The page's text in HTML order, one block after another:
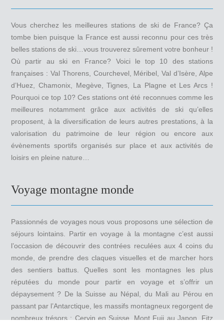
Vous cherchez les meilleures stations de ski de France? Ça
tombe bien puisque la France est aussi reconnu pour ces très
belles stations de ski…vous trouverez sûrement votre bonheur !
Où partir au ski en France? Voici le top 10 des stations
françaises : Val Thorens, Courchevel, Méribel, Val d’Isère, Alpe
d’Huez, Chamonix, Megève, Tignes, La Plagne et Les Arcs !
Pourquoi ce top 10? Ces stations ont été reconnues comme les
meilleures notamment grâce aux activités de ski qu’elles
proposent, à la diversification de leurs autres prestations, à la
valorisation du patrimoine de leur région ou encore aux
évènements sportifs organisés sur place et aux activités de
loisirs en pleine nature…
Voyage montagne monde
Passionnés de voyages nous vous proposons une sélection de
séjours lointains. Partir en voyage à la montagne c’est aussi
l’occasion de découvrir des contrées reculées aux 4 coins du
monde, de prendre des claques visuelles et de marcher hors
des sentiers battus. Quelles sont les montagnes les plus
réputées du monde pour partir en voyage et s’offrir un
dépaysement ? De la Suisse au Népal, du Mali au Pérou en
passant par l’Antarctique, les massifs montagneux regorgent de
nombreux trésors : Cervin en Suisse, Mont Fuji au Japon, Fitz